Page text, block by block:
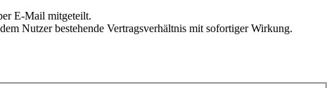
E-Mail mitgeteilt.
Nutzer bestehende Vertragsverhältnis mit sofortiger Wirkung.